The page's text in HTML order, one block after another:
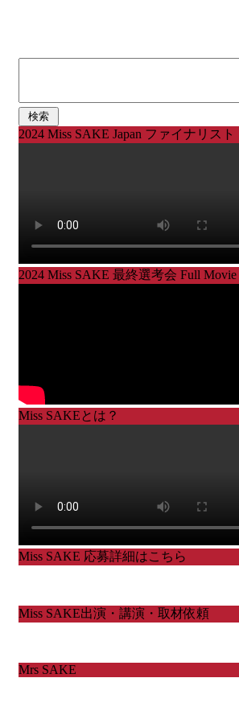
2024 Miss SAKE Japan ファイナリスト
2024 Miss SAKE 最終選考会 Full Movie
Miss SAKEとは？
Miss SAKE 応募詳細はこちら
Miss SAKE出演・講演・取材依頼
Mrs SAKE